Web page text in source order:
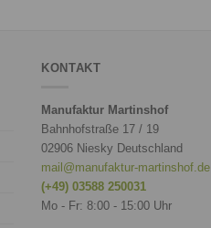
KONTAKT
Manufaktur Martinshof
Bahnhofstraße 17 / 19
02906 Niesky Deutschland
mail@manufaktur-martinshof.de
(+49) 03588 250031
Mo - Fr: 8:00 - 15:00 Uhr